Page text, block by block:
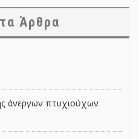
Άρθρα
άνεργων πτυχιούχων